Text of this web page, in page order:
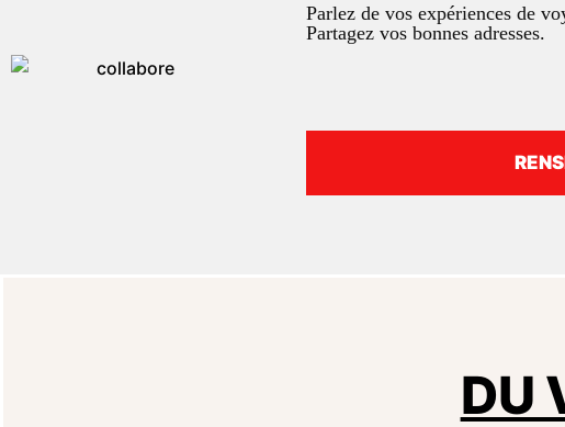
Parlez de vos expériences de
Partagez vos bonnes adresses.
DU